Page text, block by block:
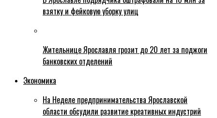
взятку и фейковую уборку улиц
Жительнице Ярославля грозит до 20 лет за поджоги
банковских отделений
Экономика
На Неделе предпринимательства Ярославской
области обсудили развитие креативных индустрий